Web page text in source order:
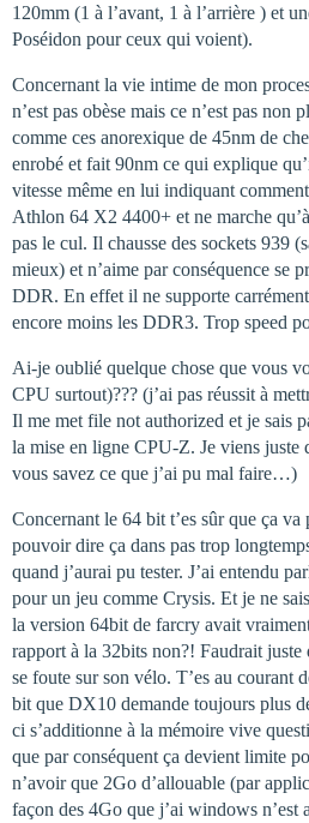
120mm (1 à l’avant, 1 à l’arrière ) et
Poséidon pour ceux qui voient).
Concernant la vie intime de mon
n’est pas obèse mais ce n’est pas non
comme ces anorexique de 45nm de
enrobé et fait 90nm ce qui explique
vitesse même en lui indiquant
Athlon 64 X2 4400+ et ne marche
pas le cul. Il chausse des sockets 939
mieux) et n’aime par conséquence se
DDR. En effet il ne supporte
encore moins les DDR3. Trop speed
Ai-je oublié quelque chose que vous
CPU surtout)??? (j’ai pas réussit à
Il me met file not authorized et je sais
la mise en ligne CPU-Z. Je viens juste
vous savez ce que j’ai pu mal faire…)
Concernant le 64 bit t’es sûr que ça
pouvoir dire ça dans pas trop
quand j’aurai pu tester. J’ai entendu
pour un jeu comme Crysis. Et je ne
la version 64bit de farcry avait
rapport à la 32bits non?! Faudrait
se foute sur son vélo. T’es au courant
bit que DX10 demande toujours plus
ci s’additionne à la mémoire vive
que par conséquent ça devient limite
n’avoir que 2Go d’allouable (par
façon des 4Go que j’ai windows n’est